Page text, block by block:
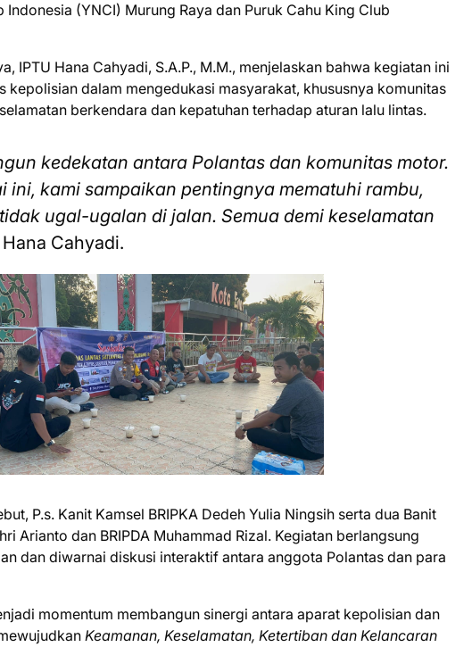
Indonesia (YNCI) Murung Raya dan Puruk Cahu King Club
IPTU Hana Cahyadi, S.A.P., M.M., menjelaskan bahwa kegiatan ini
kepolisian dalam mengedukasi masyarakat, khususnya komunitas
berkendara dan kepatuhan terhadap aturan lalu lintas.
kedekatan antara Polantas dan komunitas motor.
ini, kami sampaikan pentingnya mematuhi rambu,
ugal-ugalan di jalan. Semua demi keselamatan
Cahyadi.
P.s. Kanit Kamsel BRIPKA Dedeh Yulia Ningsih serta dua Banit
Arianto dan BRIPDA Muhammad Rizal. Kegiatan berlangsung
dan diwarnai diskusi interaktif antara anggota Polantas dan para
momentum membangun sinergi antara aparat kepolisian dan
Keamanan, Keselamatan, Ketertiban dan Kelancaran